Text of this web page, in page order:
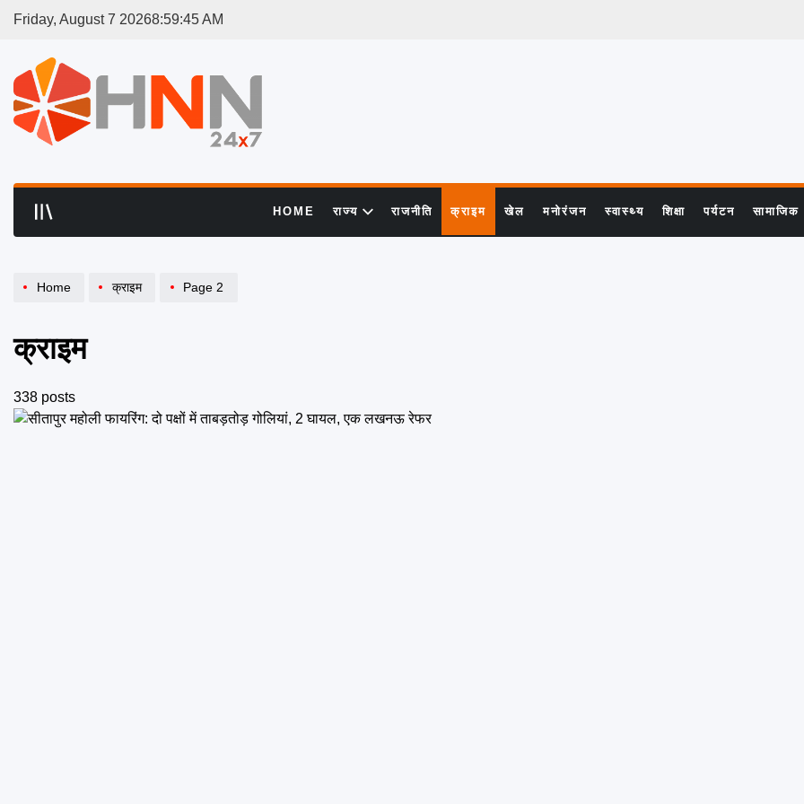
Friday, August 7 20268:59:46AM
HOME राज्य राजनीति क्राइम खेल मनोरंजन स्वास्थ्य शिक्षा पर्यटन सामाजिक
Home क्राइम Page 2
क्राइम
338 posts